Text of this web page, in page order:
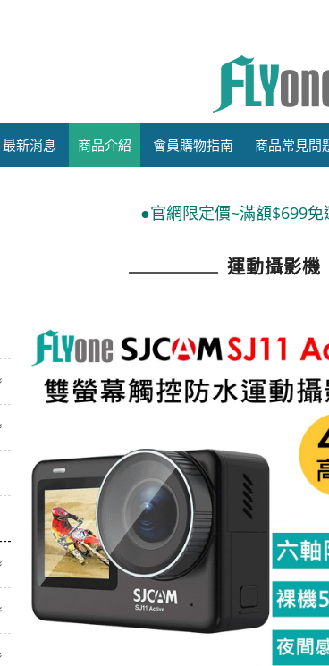
最新消息 商品介紹 會員購物指南 商品常見問
●官網限定價~滿額$699免運費 ●週一至
運動攝影機